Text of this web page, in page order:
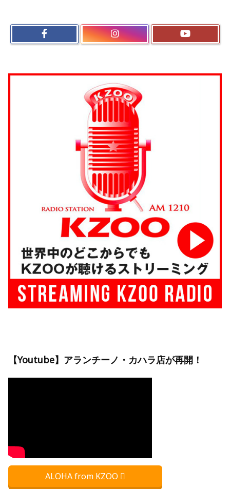
【Youtube】アランチーノ・カハラ店が再開！
ALOHA from KZOO